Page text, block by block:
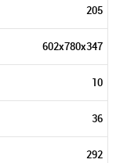
205
602х780х347
10
36
292